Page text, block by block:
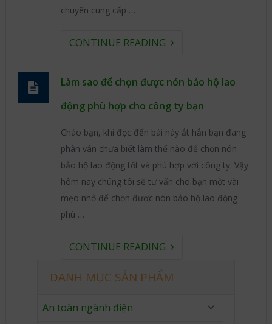
chuyên cung cấp …
CONTINUE READING
Làm sao để chọn được nón bảo hộ lao
động phù hợp cho công ty bạn
Chào bạn, khi đọc đến bài này ắt hẳn bạn đang
phân vân chưa biết làm thế nào để chọn nón
bảo hộ lao động tốt và phù hợp với công ty. Vậy
hôm nay chúng tôi sẽ tư vấn cho bạn một vài
mẹo nhỏ để chọn được nón bảo hộ lao động
phù …
CONTINUE READING
DANH MỤC SẢN PHẨM
An toàn ngành điện